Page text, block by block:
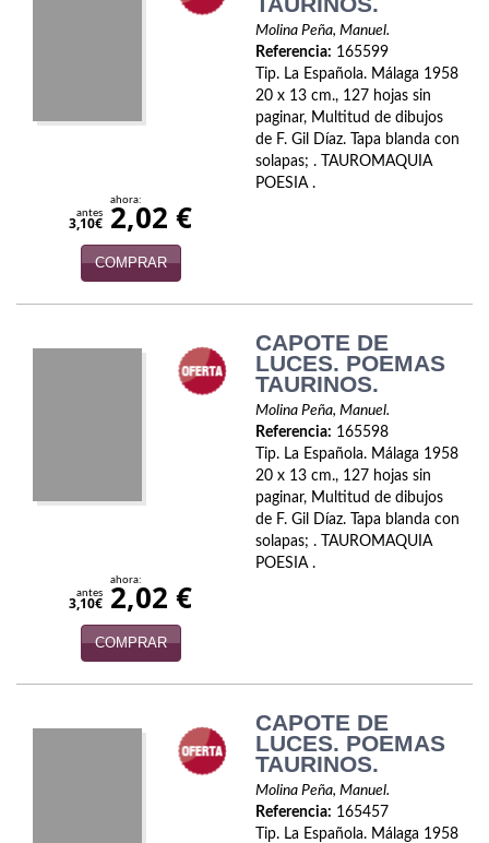
Novela romántica
Otros idiomas
Política
Religión
Segunda Guerra Mundial
Molina Peña, Manuel.
Referencia: 165599
Tip. La Española. Málaga 1958
20 x 13 cm., 127 hojas sin
paginar, Multitud de dibujos
de F. Gil Díaz. Tapa blanda con
solapas; . TAUROMAQUIA
POESIA .
antes
3,10€
ahora:
2,02 €
COMPRAR
CAPOTE DE
LUCES. POEMAS
TAURINOS.
Molina Peña, Manuel.
Referencia: 165598
Tip. La Española. Málaga 1958
20 x 13 cm., 127 hojas sin
paginar, Multitud de dibujos
de F. Gil Díaz. Tapa blanda con
solapas; . TAUROMAQUIA
POESIA .
antes
3,10€
ahora:
2,02 €
COMPRAR
CAPOTE DE
LUCES. POEMAS
TAURINOS.
Molina Peña, Manuel.
Referencia: 165457
Tip. La Española. Málaga 1958